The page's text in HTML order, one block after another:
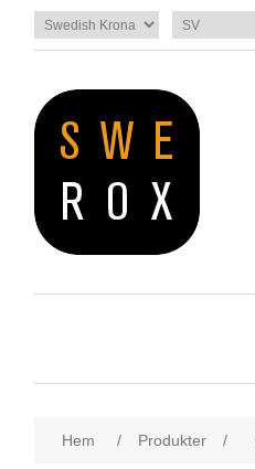
Hem / Produkter /